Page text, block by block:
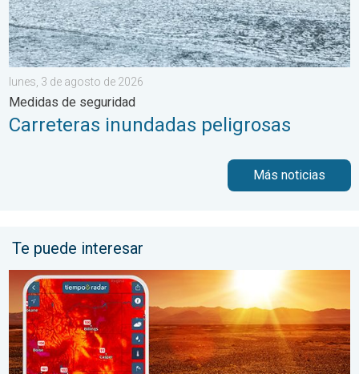
lunes, 3 de agosto de 2026
Medidas de seguridad
Carreteras inundadas peligrosas
Más noticias
Te puede interesar
Agosto empieza con un calor abrasador. Previa del fin de